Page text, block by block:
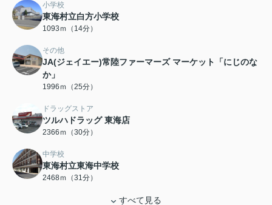
小学校
東海村立白方小学校
1093ｍ（14分）
その他
JA(ジェイエー)常陸ファーマーズ マーケット「にじのな
か」
1996ｍ（25分）
ドラッグストア
ツルハドラッグ 東海店
2366ｍ（30分）
中学校
東海村立東海中学校
2468ｍ（31分）
すべて見る